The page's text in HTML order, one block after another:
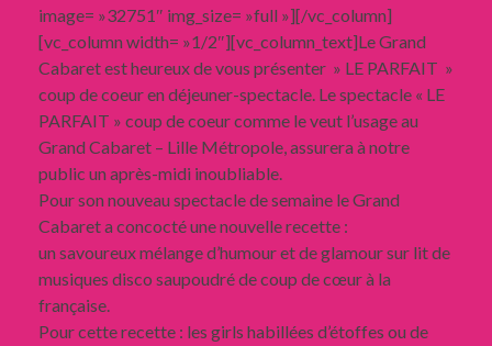
image= »32751″ img_size= »full »][/vc_column]
[vc_column width= »1/2″][vc_column_text]Le Grand
Cabaret est heureux de vous présenter » LE PARFAIT »
coup de coeur en déjeuner-spectacle. Le spectacle « LE
PARFAIT » coup de coeur comme le veut l’usage au
Grand Cabaret – Lille Métropole, assurera à notre
public un après-midi inoubliable.
Pour son nouveau spectacle de semaine le Grand
Cabaret a concocté une nouvelle recette :
un savoureux mélange d’humour et de glamour sur lit de
musiques disco saupoudré de coup de cœur à la
française.
Pour cette recette : les girls habillées d’étoffes ou de